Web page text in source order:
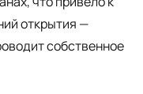
открытия —
собственное